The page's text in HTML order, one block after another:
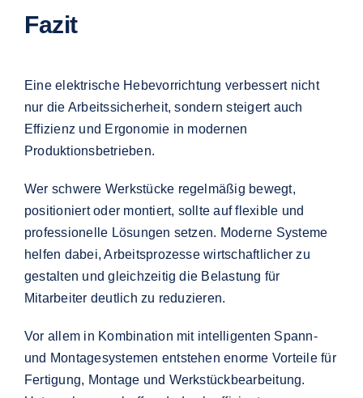
Fazit
Eine elektrische Hebevorrichtung verbessert nicht
nur die Arbeitssicherheit, sondern steigert auch
Effizienz und Ergonomie in modernen
Produktionsbetrieben.
Wer schwere Werkstücke regelmäßig bewegt,
positioniert oder montiert, sollte auf flexible und
professionelle Lösungen setzen. Moderne Systeme
helfen dabei, Arbeitsprozesse wirtschaftlicher zu
gestalten und gleichzeitig die Belastung für
Mitarbeiter deutlich zu reduzieren.
Vor allem in Kombination mit intelligenten Spann-
und Montagesystemen entstehen enorme Vorteile für
Fertigung, Montage und Werkstückbearbeitung.